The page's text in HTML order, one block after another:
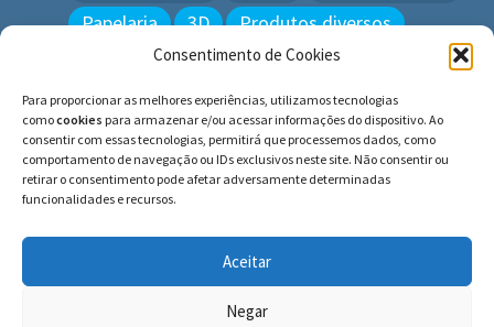
Consentimento de Cookies
Para proporcionar as melhores experiências, utilizamos tecnologias
comocookies para armazenar e/ou acessar informações do dispositivo. Ao
consentir com essas tecnologias, permitirá que processemos dados, como
comportamento de navegação ou IDs exclusivos neste site. Não consentir ou
retirar o consentimento pode afetar adversamente determinadas
funcionalidades e recursos.
Aceitar
Negar
Papelaria
3D Produtos diversos
Pesquisar
por:
© BLUE e os gatos ∙ todos os direitos reservados.
Histórias inspiradas em gatos reais. Adote e cuide dos
gatos!